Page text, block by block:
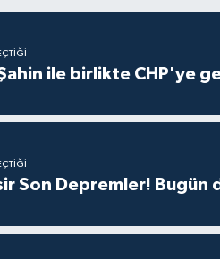
ile birlikte CHP'ye
Son Depremler! Bugün